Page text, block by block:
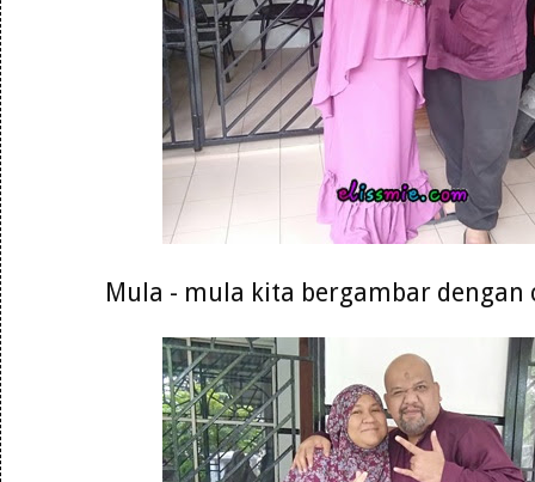
Mula - mula kita bergambar